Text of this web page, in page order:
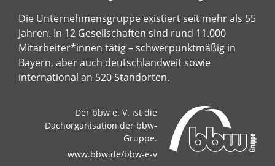
Die Unternehmensgruppe existiert seit mehr als 55
Jahren. In 12 Gesellschaften sind rund 11.000
Mitarbeiter*innen tätig – schwerpunktmäßig in
Bayern, aber auch deutschlandweit sowie
international an 520 Standorten.
Der bbw e. V. ist die
Dachorganisation der bbw-
Gruppe.
www.bbw.de/bbw-e-v